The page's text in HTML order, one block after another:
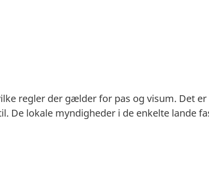
regler der gælder for pas og visum. Det
De lokale myndigheder i de enkelte lande